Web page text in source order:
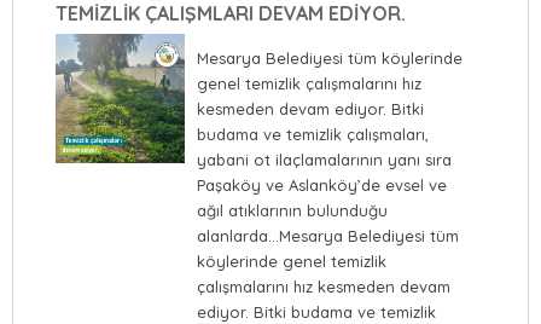
TEMİZLİK ÇALIŞMLARI DEVAM EDİYOR.
Mesarya Belediyesi tüm köylerinde
genel temizlik çalışmalarını hız
kesmeden devam ediyor. Bitki
budama ve temizlik çalışmaları,
yabani ot ilaçlamalarının yanı sıra
Paşaköy ve Aslanköy’de evsel ve
ağıl atıklarının bulunduğu
alanlarda…Mesarya Belediyesi tüm
köylerinde genel temizlik
çalışmalarını hız kesmeden devam
ediyor. Bitki budama ve temizlik